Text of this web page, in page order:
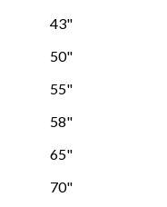
43"
50"
55"
58"
65"
70"